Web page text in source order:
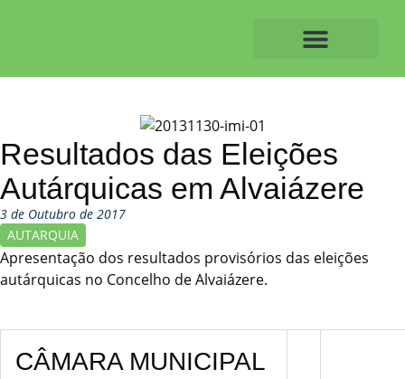
Resultados das Eleições
Autárquicas em Alvaiázere
3 de Outubro de 2017
AUTARQUIA
Apresentação dos resultados provisórios das eleições
autárquicas no Concelho de Alvaiázere.
CÂMARA MUNICIPAL